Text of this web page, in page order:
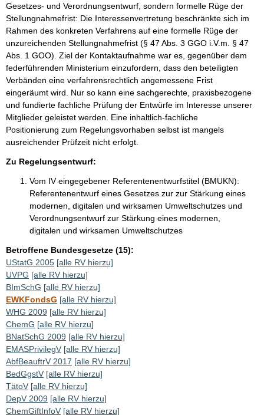
Gesetzes- und Verordnungsentwurf, sondern formelle Rüge der
Stellungnahmefrist: Die Interessenvertretung beschränkte sich im
Rahmen des konkreten Verfahrens auf eine formelle Rüge der
unzureichenden Stellungnahmefrist (§ 47 Abs. 3 GGO i.V.m. § 47
Abs. 1 GOO). Ziel der Kontaktaufnahme war es, gegenüber dem
federführenden Ministerium einzufordern, dass den beteiligten
Verbänden eine verfahrensrechtlich angemessene Frist
eingeräumt wird. Nur so kann eine sachgerechte, praxisbezogene
und fundierte fachliche Prüfung der Entwürfe im Interesse unserer
Mitglieder geleistet werden. Eine inhaltlich-fachliche
Positionierung zum Regelungsvorhaben selbst ist mangels
ausreichender Prüfzeit nicht erfolgt.
Zu Regelungsentwurf:
Vom IV eingegebener Referentenentwurfstitel (BMUKN):
Referentenentwurf eines Gesetzes zur zur Stärkung eines
modernen, digitalen und wirksamen Umweltschutzes und
Verordnungsentwurf zur Stärkung eines modernen,
digitalen und wirksamen Umweltschutzes
Betroffene Bundesgesetze (15):
UStatG 2005 [alle RV hierzu]
UVPG [alle RV hierzu]
BImSchG [alle RV hierzu]
EWKFondsG [alle RV hierzu]
WHG 2009 [alle RV hierzu]
ChemG [alle RV hierzu]
BNatSchG 2009 [alle RV hierzu]
EMASPrivilegV [alle RV hierzu]
AbfBeauftrV 2017 [alle RV hierzu]
BedGgstV [alle RV hierzu]
TätoV [alle RV hierzu]
DepV 2009 [alle RV hierzu]
ChemGiftInfoV [alle RV hierzu]